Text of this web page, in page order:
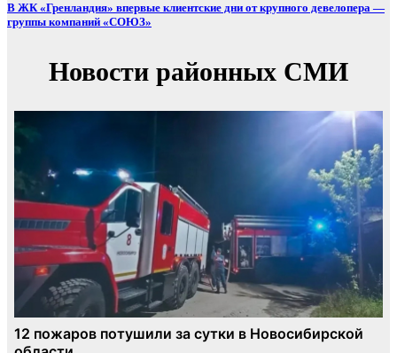
В ЖК «Гренландия» впервые клиентские дни от крупного девелопера —
группы компаний «СОЮЗ»